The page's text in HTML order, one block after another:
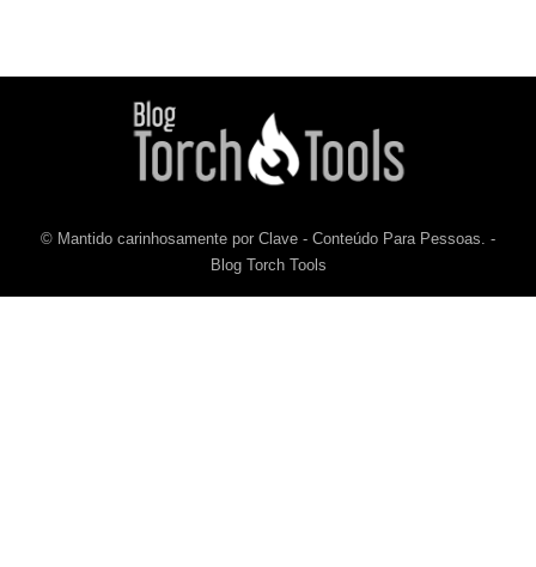
© Mantido carinhosamente por Clave - Conteúdo Para Pessoas. -
Blog Torch Tools